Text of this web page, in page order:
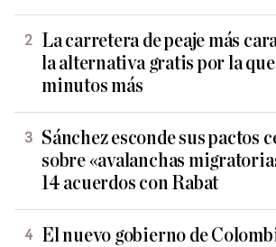
La carretera de peaje más
la alternativa gratis por la
minutos más
Sánchez esconde sus pactos
sobre «avalanchas
14 acuerdos con Rabat
El nuevo gobierno de